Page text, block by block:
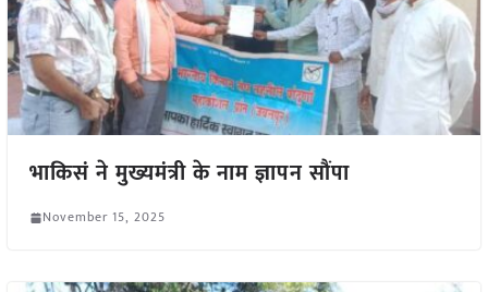
भाकिसं ने मुख्यमंत्री के नाम ज्ञापन सौंपा
November 15, 2025